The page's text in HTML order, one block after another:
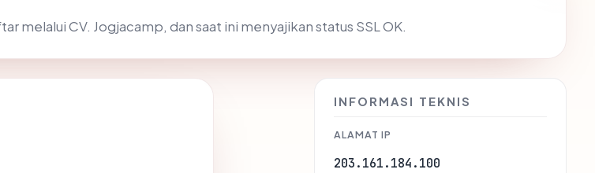
melalui CV. Jogjacamp, dan saat ini menyajikan status SSL OK.
INFORMASI TEKNIS
ALAMAT IP
203.161.184.100